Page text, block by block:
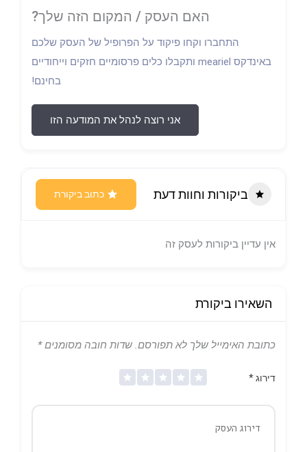
האם העסק / המקום הזה שלך?
התחברו וקחו פיקוד על הפרופיל של העסק שלכם
באינדקס meariel ותקבלו כלים פרסומיים חזקים וייחודיים
בחינם!
אני רוצה לנהל את המודעה הזו
ביקורות וחוות דעת כתוב ביקורת
אין עדיין ביקורות לעסק זה
השאירו ביקורת
כתובת האימייל שלך לא תפורסם. שדות חובה מסומנים*
דירוג*